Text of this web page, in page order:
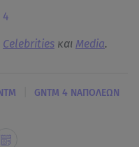
4
Celebrities και Media.
GNTM 4 ΝΑΠΟΛΕΩΝ